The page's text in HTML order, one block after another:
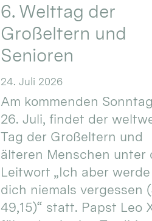
6. Welttag der
Großeltern und
Senioren
24. Juli 2026
Am kommenden
26. Juli, findet der
Tag der Großeltern und
älteren Menschen unter
Leitwort „Ich aber werde
dich niemals vergessen
49,15)“ statt. Papst Leo